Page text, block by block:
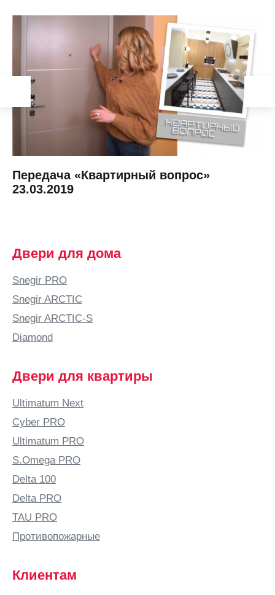
Передача «Квартирный вопрос»
23.03.2019
Двери для дома
Snegir PRO
Snegir ARCTIC
Snegir ARCTIC-S
Diamond
Двери для квартиры
Ultimatum Next
Cyber PRO
Ultimatum PRO
S.Omega PRO
Delta 100
Delta PRO
TAU PRO
Противопожарные
Клиентам